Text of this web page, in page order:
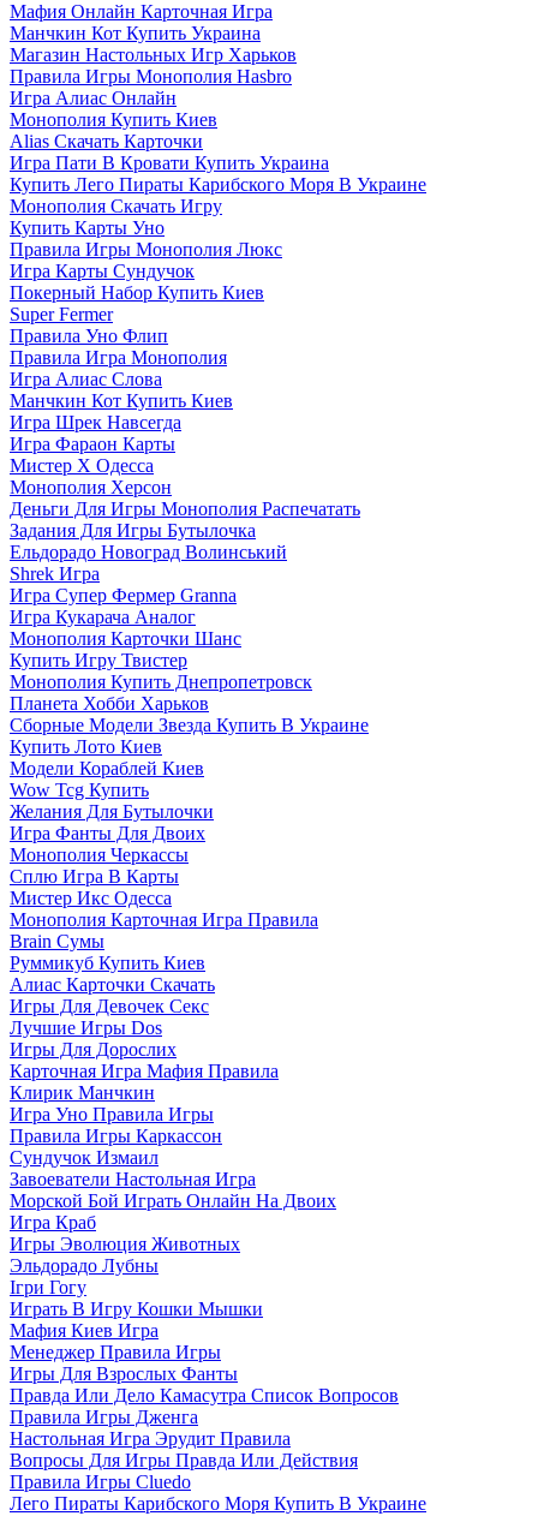
Мафия Онлайн Карточная Игра
Манчкин Кот Купить Украина
Магазин Настольных Игр Харьков
Правила Игры Монополия Hasbro
Игра Алиас Онлайн
Монополия Купить Киев
Alias Скачать Карточки
Игра Пати В Кровати Купить Украина
Купить Лего Пираты Карибского Моря В Украине
Монополия Скачать Игру
Купить Карты Уно
Правила Игры Монополия Люкс
Игра Карты Сундучок
Покерный Набор Купить Киев
Super Fermer
Правила Уно Флип
Правила Игра Монополия
Игра Алиас Слова
Манчкин Кот Купить Киев
Игра Шрек Навсегда
Игра Фараон Карты
Мистер Х Одесса
Монополия Херсон
Деньги Для Игры Монополия Распечатать
Задания Для Игры Бутылочка
Ельдорадо Новоград Волинський
Shrek Игра
Игра Супер Фермер Granna
Игра Кукарача Аналог
Монополия Карточки Шанс
Купить Игру Твистер
Монополия Купить Днепропетровск
Планета Хобби Харьков
Сборные Модели Звезда Купить В Украине
Купить Лото Киев
Модели Кораблей Киев
Wow Tcg Купить
Желания Для Бутылочки
Игра Фанты Для Двоих
Монополия Черкассы
Сплю Игра В Карты
Мистер Икс Одесса
Монополия Карточная Игра Правила
Brain Сумы
Руммикуб Купить Киев
Алиас Карточки Скачать
Игры Для Девочек Секс
Лучшие Игры Dos
Игры Для Дорослих
Карточная Игра Мафия Правила
Клирик Манчкин
Игра Уно Правила Игры
Правила Игры Каркассон
Сундучок Измаил
Завоеватели Настольная Игра
Морской Бой Играть Онлайн На Двоих
Игра Краб
Игры Эволюция Животных
Эльдорадо Лубны
Ігри Гогу
Играть В Игру Кошки Мышки
Мафия Киев Игра
Менеджер Правила Игры
Игры Для Взрослых Фанты
Правда Или Дело Камасутра Список Вопросов
Правила Игры Дженга
Настольная Игра Эрудит Правила
Вопросы Для Игры Правда Или Действия
Правила Игры Cluedo
Лего Пираты Карибского Моря Купить В Украине